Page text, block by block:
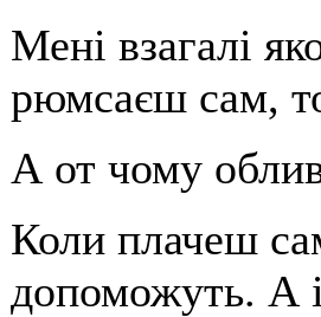
Мені взагалі
рюмсаєш сам,
А от чому
Коли плачеш
допоможуть. А